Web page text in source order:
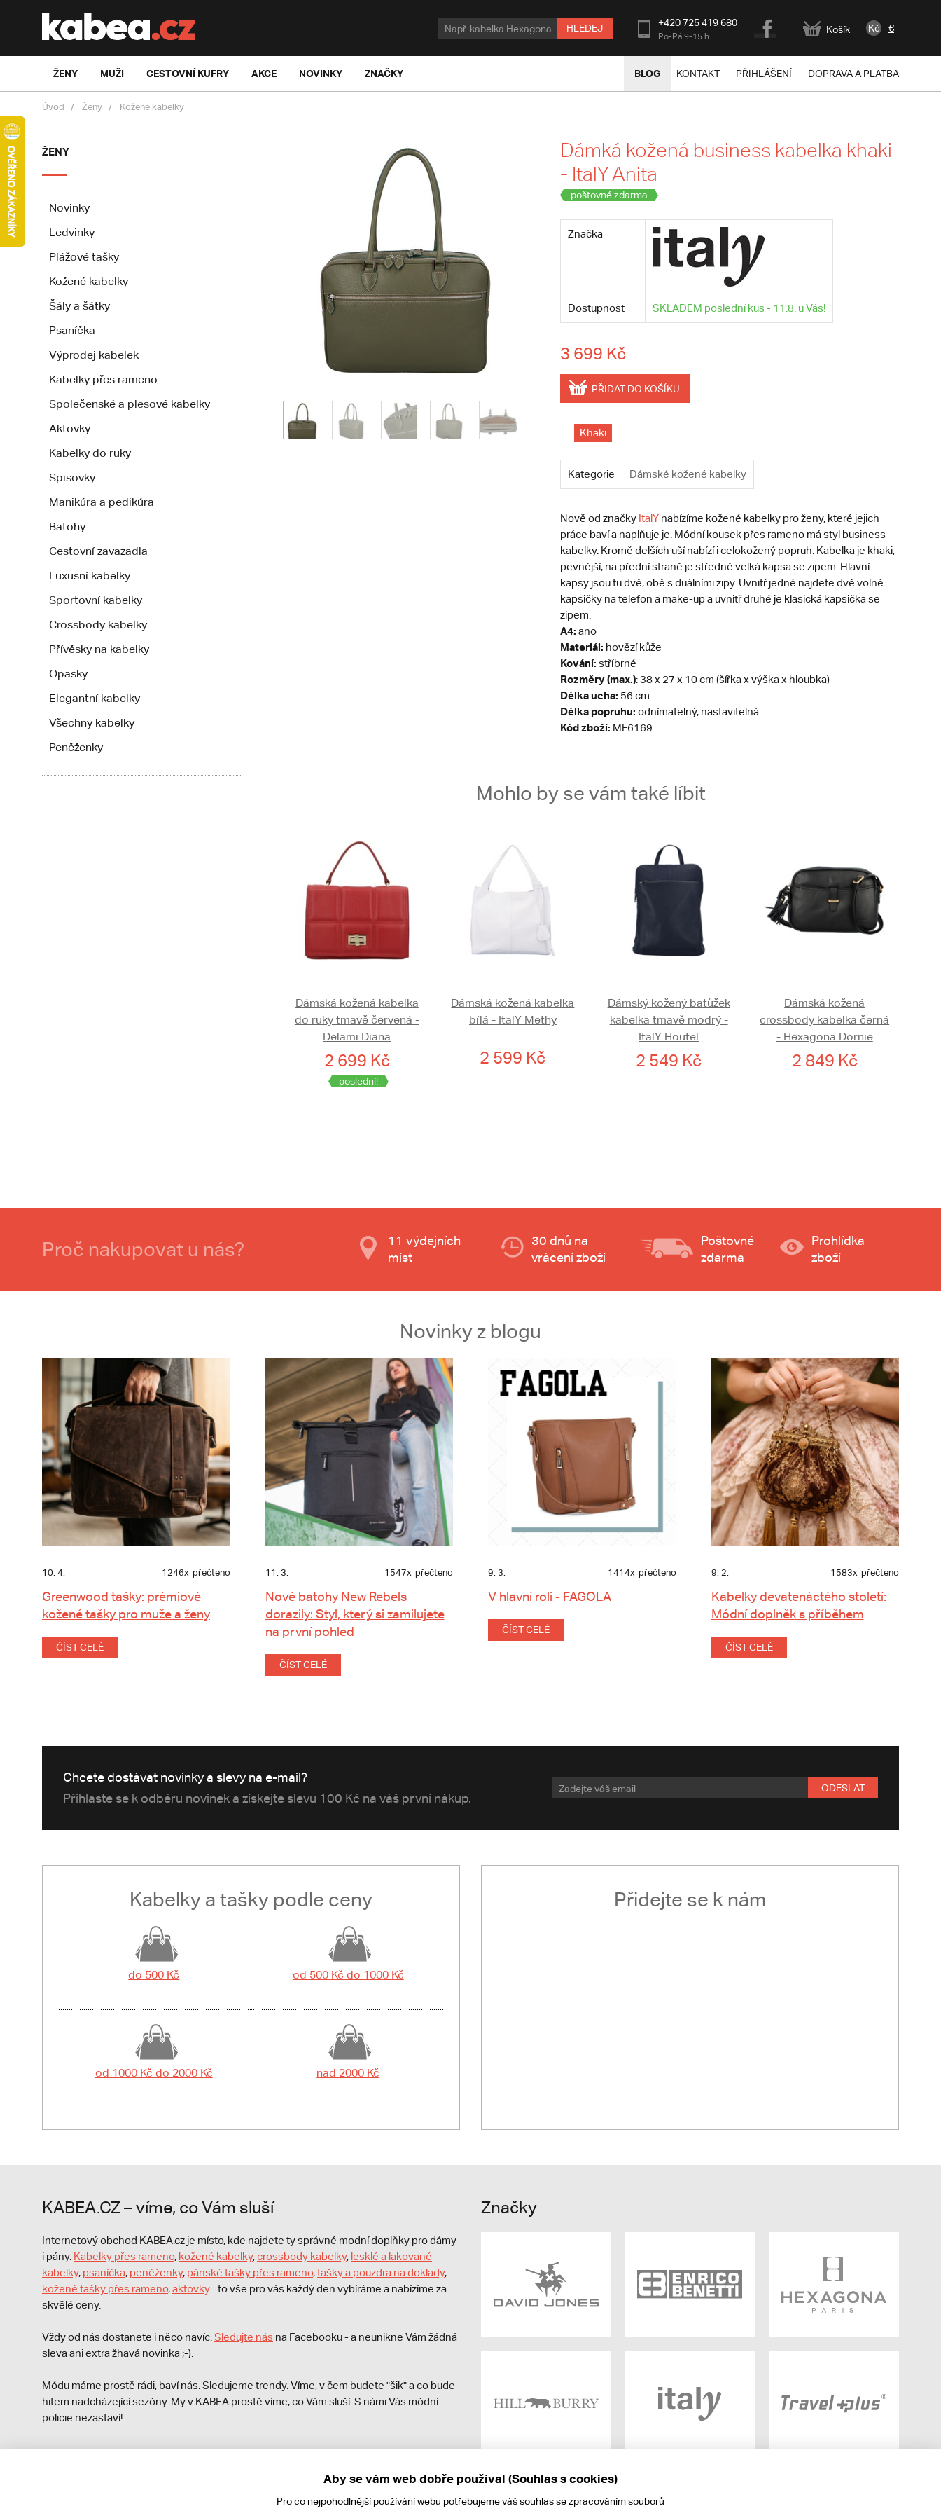
HLEDEJ +420 725 419 680
Po-Pá 9-15 h
Košík Kč €
ŽENY MUŽI CESTOVNÍ KUFRY AKCE NOVINKY ZNAČKY BLOG KONTAKT PŘIHLÁŠENÍ DOPRAVA A PLATBA
Úvod Ženy Kožené kabelky
ŽENY
Novinky
Ledvinky
Plážové tašky
Kožené kabelky
Šály a šátky
Psaníčka
Výprodej kabelek
Kabelky přes rameno
Společenské a plesové kabelky
Aktovky
Kabelky do ruky
Spisovky
Manikúra a pedikúra
Batohy
Cestovní zavazadla
Luxusní kabelky
Sportovní kabelky
Crossbody kabelky
Přívěsky na kabelky
Opasky
Elegantní kabelky
Všechny kabelky
Peněženky
Dámká kožená business kabelka khaki
- ItalY Anita
poštovné zdarma
Značka
Dostupnost SKLADEM poslední kus - 11.8. u Vás!
3 699 Kč
PŘIDAT DO KOŠÍKU
Khaki
Kategorie Dámské kožené kabelky
Nově od značky ItalYnabízíme kožené kabelky pro ženy, které jejich
práce baví a naplňuje je. Módní kousek přes rameno má styl business
kabelky. Kromě delších uší nabízí i celokožený popruh. Kabelka je khaki,
pevnější, na přední straně je středně velká kapsa se zipem. Hlavní
kapsy jsou tu dvě, obě s duálními zipy. Uvnitř jedné najdete dvě volné
kapsičky na telefon a make-up a uvnitř druhé je klasická kapsička se
zipem.
A4: ano
Materiál: hovězí kůže
Kování: stříbrné
Rozměry (max.): 38 x 27 x 10 cm (šířka x výška x hloubka)
Délka ucha: 56 cm
Délka popruhu: odnímatelný, nastavitelná
Kód zboží: MF6169
Mohlo by se vám také líbit
Dámská kožená kabelka
do ruky tmavě červená -
Delami Diana
2 699 Kč
poslední!
Dámská kožená kabelka
bílá - ItalY Methy
2 599 Kč
Dámský kožený batůžek
kabelka tmavě modrý -
ItalY Houtel
2 549 Kč
Dámská kožená
crossbody kabelka černá
- Hexagona Dornie
2 849 Kč
Proč nakupovat u nás?
11 výdejních
míst
30 dnů na
vrácení zboží
Poštovné
zdarma
Prohlídka
zboží
Novinky z blogu
10. 4. 1246x přečteno
Greenwood tašky: prémiové
kožené tašky pro muže a ženy
ČÍST CELÉ
11. 3. 1547x přečteno
Nové batohy New Rebels
dorazily: Styl, který si zamilujete
na první pohled
ČÍST CELÉ
9. 3. 1414x přečteno
V hlavní roli - FAGOLA
ČÍST CELÉ
9. 2. 1583x přečteno
Kabelky devatenáctého století:
Módní doplněk s příběhem
ČÍST CELÉ
Chcete dostávat novinky a slevy na e-mail?
Přihlaste se k odběru novinek a získejte slevu 100 Kč na váš první nákup.
ODESLAT
Kabelky a tašky podle ceny
do 500 Kč od 500 Kč do 1000 Kč
od 1000 Kč do 2000 Kč nad 2000 Kč
Přidejte se k nám
KABEA.CZ – víme, co Vám sluší
Internetový obchod KABEA.cz je místo, kde najdete ty správné modní doplňky pro dámy
i pány. Kabelky přes rameno, kožené kabelky,crossbody kabelky, lesklé a lakované
kabelky, psaníčka, peněženky, pánské tašky přes rameno,tašky a pouzdra na doklady,
kožené tašky přes rameno,aktovky... to vše pro vás každý den vybíráme a nabízíme za
skvělé ceny.
Vždy od nás dostanete i něco navíc. Sledujte nás na Facebooku - a neunikne Vám žádná
sleva ani extra žhavá novinka ;-).
Módu máme prostě rádi, baví nás. Sledujeme trendy. Víme, v čem budete "šik" a co bude
hitem nadcházející sezóny. My v KABEA prostě víme, co Vám sluší. S námi Vás módní
policie nezastaví!
Zároveň je povinen zaevidovat přijatou tržbu u správce daně online; v případě
Značky
Aby se vám web dobře používal (Souhlas s cookies)
Pro co nejpohodlnější používání webu potřebujeme vášsouhlasse zpracováním souborů